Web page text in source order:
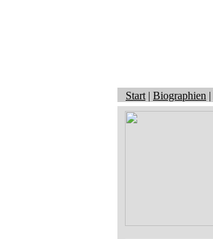
Start | Biographien |